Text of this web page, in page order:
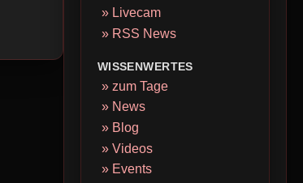
» Livecam
» RSS News
WISSENWERTES
» zum Tage
» News
» Blog
» Videos
» Events